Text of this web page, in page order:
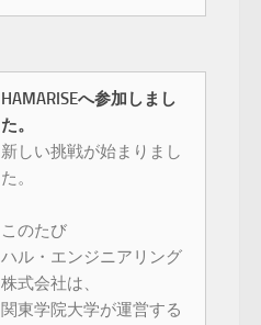
HAMARISEへ参加しまし
た。
新しい挑戦が始まりまし
た。
このたび
ハル・エンジニアリング
株式会社は、
関東学院大学が運営する